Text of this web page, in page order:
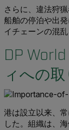
さらに、違法狩
船舶の停泊や出
イチェーンの混
DP
ィへの
港は設立以来、
した。組織は、